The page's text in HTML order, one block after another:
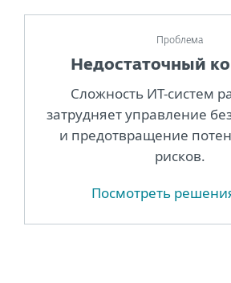
Проблема
Недостаточный
Сложность ИТ-систем
затрудняет управление
и предотвращение
рисков.
Посмотреть